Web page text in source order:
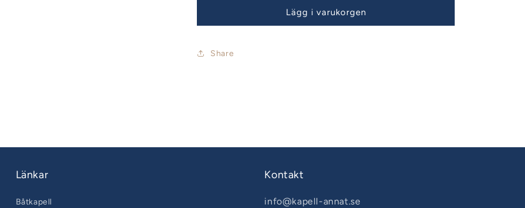
Lägg i varukorgen
Share
Länkar
Båtkapell
Kontakt
info@kapell-annat.se